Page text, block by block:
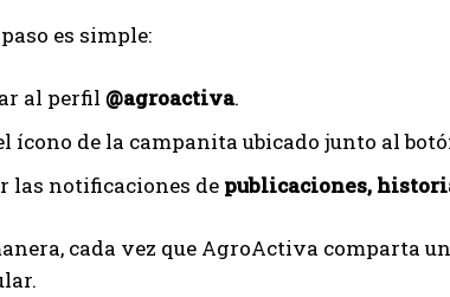
es simple:
al perfil @agroactiva.
ícono de la campanita ubicado junto al
las notificaciones de publicaciones,
cada vez que AgroActiva comparta